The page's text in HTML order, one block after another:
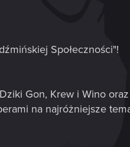
Społeczności"!
Gon, Krew i Wino
na najróżniejsze